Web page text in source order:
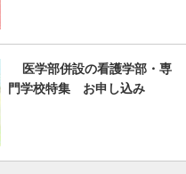
医学部併設の看護学部・専
門学校特集 お申し込み